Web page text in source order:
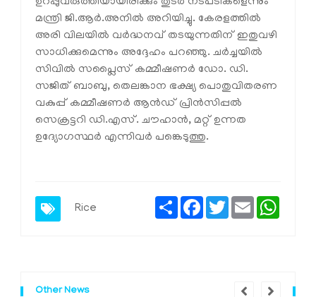
മന്ത്രി ജി.ആർ.അനിൽ അറിയിച്ചു. കേരളത്തിൽ
അരി വിലയിൽ വർദ്ധനവ് തടയുന്നതിന് ഇതുവഴി
സാധിക്കുമെന്നും അദ്ദേഹം പറഞ്ഞു. ചർച്ചയിൽ
സിവിൽ സപ്ലൈസ് കമ്മീഷണർ ഡോ. ഡി.
സജിത് ബാബു, തെലങ്കാന ഭക്ഷ്യ പൊതുവിതരണ
വകുപ്പ് കമ്മീഷണർ ആൻഡ് പ്രിൻസിപ്പൽ
സെക്രട്ടറി ഡി.എസ്. ചൗഹാൻ, മറ്റ് ഉന്നത
ഉദ്യോഗസ്ഥർ എന്നിവർ പങ്കെടുത്തു.
Rice
ShareFacebook
TwitterEmail
Other News